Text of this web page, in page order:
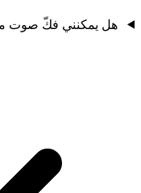
هل يمكنني فكّ صوت